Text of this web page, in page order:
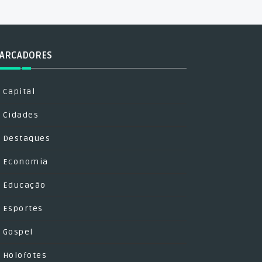
Capital
Cidades
Destaques
Economia
Educação
Esportes
Gospel
Holofotes